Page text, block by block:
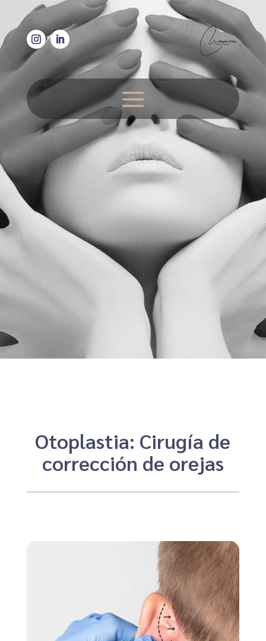
Otoplastia: Cirugía de
corrección de orejas